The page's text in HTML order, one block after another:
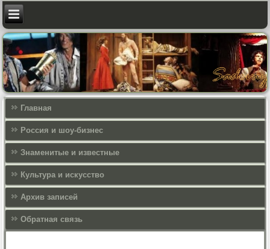
Главная
Россия и шоу-бизнес
Знаменитые и известные
Культура и искусcтво
Архив записей
Обратная связь